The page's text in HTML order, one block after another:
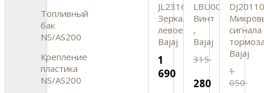
Топливный
бак
NS/AS200
Крепление
пластика
NS/AS200
JL231600
Зеркало
левое
Bajaj
1
690
LBU00012
Винт
,
Bajaj
315
280
сигнала
Bajaj
1
050